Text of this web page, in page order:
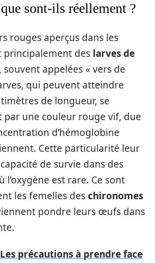
sont-ils réellement ?
rouges aperçus dans les
principalement des larves de
, souvent appelées « vers de
qui peuvent atteindre
de longueur, se
par une couleur rouge vif, due
d’hémoglobine
Cette particularité leur
de survie dans des
l’oxygène est rare. Ce sont
les femelles deschironomes
pondre leurs œufs dans
Les précautions à prendre face